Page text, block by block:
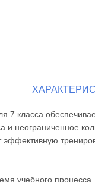
7 класса
и неограниченное
учебного